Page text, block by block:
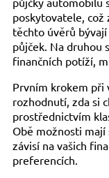
poskytovatele, což
těchto úvěrů
půjček. Na druhou
finančních potíží,
Prvním krokem při
rozhodnutí, zda si
prostřednictvím
Obě možnosti mají
závisí na vašich
preferencích.